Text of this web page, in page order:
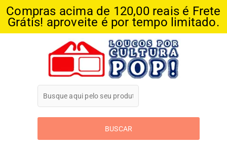
Compras acima de 120,00 reais é Frete
Grátis! aproveite é por tempo limitado.
Loucos Por
Cultura Pop